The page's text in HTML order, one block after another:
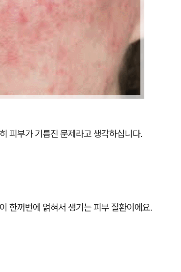
피부가 기름진 문제라고 생각하십니다.
한꺼번에 얽혀서 생기는 피부 질환이에요.